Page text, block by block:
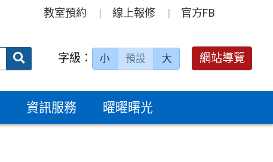
教室預約 線上報修 官方FB
送出 字級： 小 預設 大 網站導覽
資訊服務 曜曜曙光